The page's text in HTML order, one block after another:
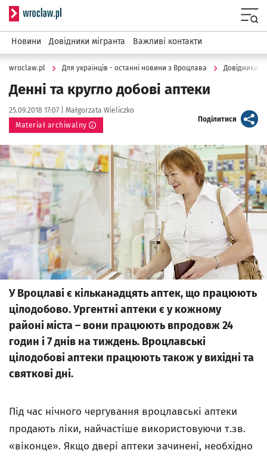
Serwis informacyjny wroclaw.pl
Новини Довідники мігранта Важливі контакти
wroclaw.pl Для українців - останні новини з Вроцлава Довідники
Денні та кругло добові аптеки
Data publikacji:
25.09.2018 17:07 | Autor:
Małgorzata Wieliczko
Materiał archiwalny
Поділитися artykuł
Kliknij, aby powiększyć
У Вроцлаві є кільканадцять аптек, що працюють
цілодобово. Ургентні аптеки є у кожному
районі міста – вони працюють впродовж 24
годин і 7 днів на тиждень. Вроцлавські
цілодобові аптеки працюють також у вихідні та
святкові дні.
Під час нічного чергування вроцлавські аптеки
продають ліки, найчастіше використовуючи т.зв.
«віконце». Якщо двері аптеки зачинені, необхідно